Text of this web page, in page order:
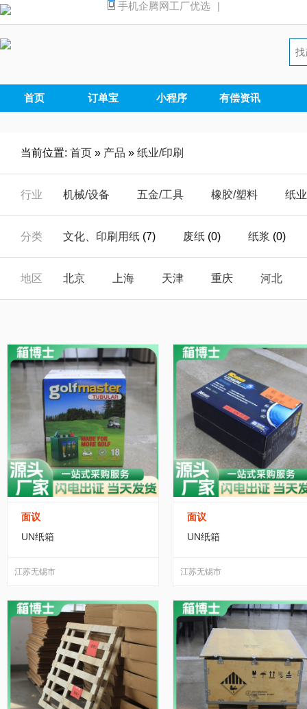
手机企腾网工厂优选 |
首页 订单宝 小程序 有偿资讯
当前位置: 首页 » 产品 » 纸业/印刷
行业 机械/设备 五金/工具 橡胶/塑料 纸
汽摩/配件 家电/电器 安全/防护 能
仪器/仪表 电子/元器 电工/电气
运动/休闲 手机/通讯 玩具/魔术 环
服务/咨询 医疗/器械 互联网/通信
转让出租
分类 文化、印刷用纸 (7) 废纸 (0) 纸浆 (0)
包装用纸 (19) 其他用途纸 (9) 工业用纸
地区 北京 上海 天津 重庆 河北
广东 广西 海南 四川 贵州
宁夏 新疆 台湾 澳门
面议
UN纸箱
江苏无锡市
面议
UN纸箱
江苏无锡市